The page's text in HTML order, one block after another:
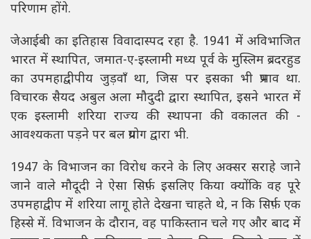
परिणाम होंगे.
जेआईबी का इतिहास विवादास्पद रहा है. 1941 में अविभाजित
भारत में स्थापित, जमात-ए-इस्लामी मध्य पूर्व के मुस्लिम ब्रदरहुड
का उपमहाद्वीपीय जुड़वाँ था, जिस पर इसका भी प्रभाव था.
विचारक सैयद अबुल अला मौदुदी द्वारा स्थापित, इसने भारत में
एक इस्लामी शरिया राज्य की स्थापना की वकालत की -
आवश्यकता पड़ने पर बल प्रयोग द्वारा भी.
1947 के विभाजन का विरोध करने के लिए अक्सर सराहे जाने
जाने वाले मौदूदी ने ऐसा सिर्फ़ इसलिए किया क्योंकि वह पूरे
उपमहाद्वीप में शरिया लागू होते देखना चाहते थे, न कि सिर्फ़ एक
हिस्से में. विभाजन के दौरान, वह पाकिस्तान चले गए और बाद में